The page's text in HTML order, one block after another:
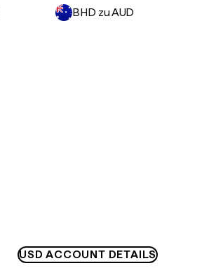
BHD zu AUD
USD ACCOUNT DETAILS